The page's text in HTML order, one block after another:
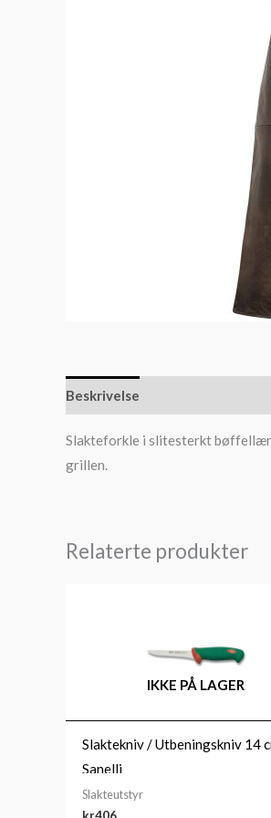
Beskrivelse
Slakteforkle i slitesterkt bøffellær
grillen.
Relaterte produkter
IKKE PÅ LAGER
Slaktekniv / Utbeningskniv 14
Sanelli
Slakteutstyr